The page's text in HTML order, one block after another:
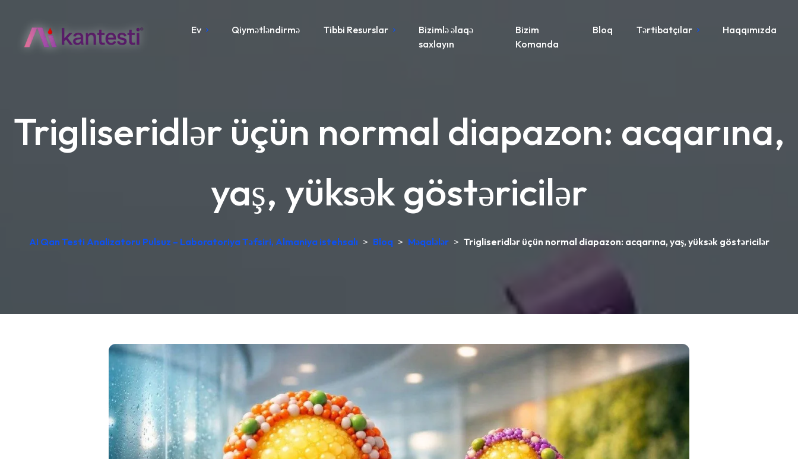
Ev Qiymətləndirmə Tibbi Resurslar
Bizimlə əlaqə
saxlayın
Bizim
Komanda
Bloq Tərtibatçılar Haqqımızda
Trigliseridlər üçün normal diapazon: acqarına,
yaş, yüksək göstəricilər
AI Qan Testi Analizatoru Pulsuz – Laboratoriya Təfsiri, Almaniya istehsalı > Bloq > Məqalələr > Trigliseridlər üçün normal diapazon: acqarına, yaş, yüksək göstəricilər